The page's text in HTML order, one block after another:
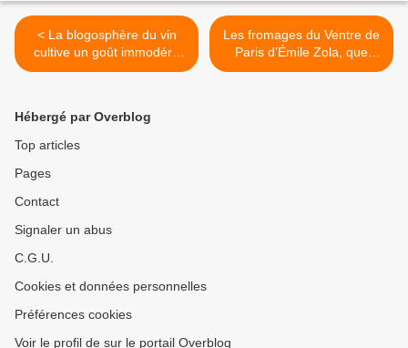
< La blogosphère du vin
cultive un goût immodéré
pour la détestation : les
Les fromages du Ventre de
Paris d’Émile Zola, que
c’est le beau le réalisme…
Hébergé par Overblog
Top articles
Pages
Contact
Signaler un abus
C.G.U.
Cookies et données personnelles
Préférences cookies
Voir le profil de sur le portail Overblog